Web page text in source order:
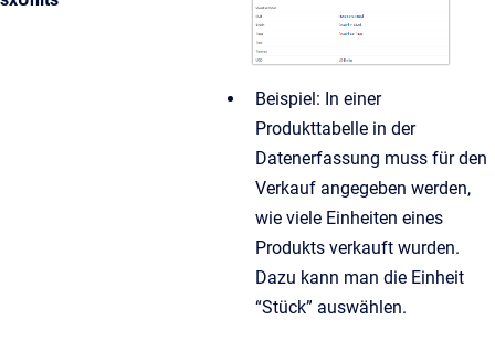
Beispiel: In einer
Produkttabelle in der
Datenerfassung muss für den
Verkauf angegeben werden,
wie viele Einheiten eines
Produkts verkauft wurden.
Dazu kann man die Einheit
“Stück” auswählen.